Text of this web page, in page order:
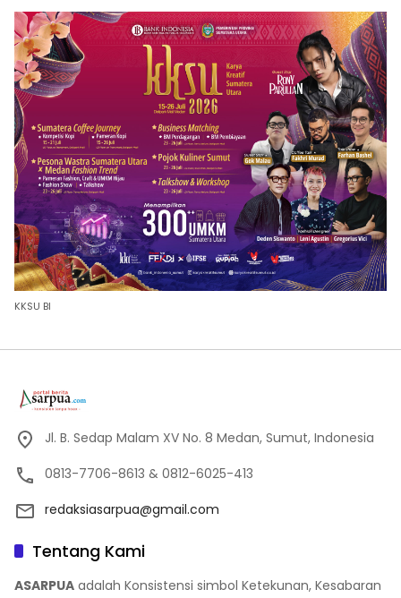
KKSU BI
Jl. B. Sedap Malam XV No. 8 Medan, Sumut, Indonesia
0813-7706-8613 & 0812-6025-413
redaksiasarpua@gmail.com
Tentang Kami
ASARPUA adalah Konsistensi simbol Ketekunan, Kesabaran